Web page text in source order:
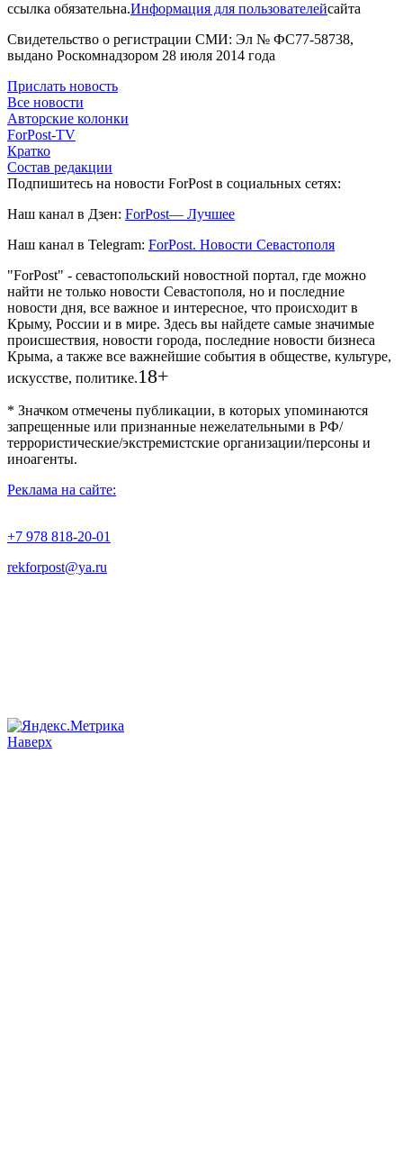
ссылка обязательна.Информация для пользователейсайта
Свидетельство о регистрации СМИ: Эл № ФС77-58738,
выдано Роскомнадзором 28 июля 2014 года
Прислать новость
Все новости
Авторские колонки
ForPost-TV
Кратко
Состав редакции
Подпишитесь на новости ForPost в социальных сетях:
Наш канал в Дзен: ForPost— Лучшее
Наш канал в Telegram: ForPost. Новости Севастополя
"ForPost" - севастопольский новостной портал, где можно
найти не только новости Севастополя, но и последние
новости дня, все важное и интересное, что происходит в
Крыму, России и в мире. Здесь вы найдете самые значимые
происшествия, новости города, последние новости бизнеса
Крыма, а также все важнейшие события в обществе, культуре,
искусстве, политике.18+
* Значком отмечены публикации, в которых упоминаются
запрещенные или признанные нежелательными в РФ/
террористические/экстремистские организации/персоны и
иноагенты.
Реклама на сайте:
+7 978 818-20-01
rekforpost@ya.ru
Наверх